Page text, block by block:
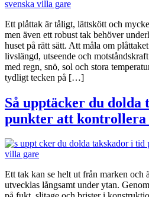
Ett plåttak är tåligt, lättskött och
men även ett robust tak behöver
huset på rätt sätt. Att måla om
livslängd, utseende och
med regn, snö, sol och stora
tydligt tecken på […]
Så upptäcker du dolda
punkter att kontrollera
Ett tak kan se helt ut från marken och
utvecklas långsamt under ytan.